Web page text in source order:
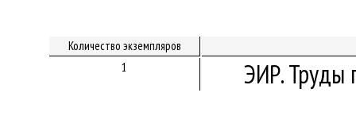
Количество экземпляров
1
ЭИР. Труды